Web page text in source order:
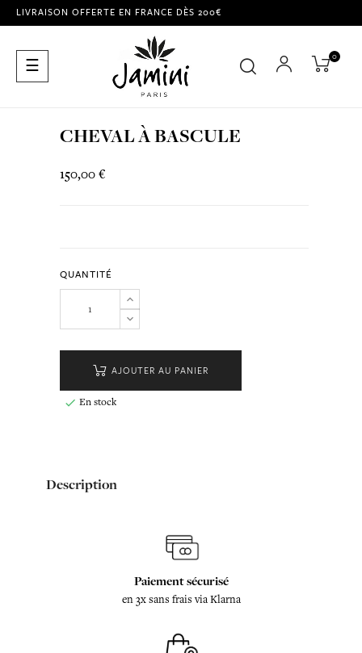
LIVRAISON OFFERTE EN FRANCE DÈS 200€
Basculer
la
☰ 0
CHEVAL À BASCULE
150,00 €
QUANTITÉ
AJOUTER AU PANIER
 En stock
Description
Paiement sécurisé
en 3x sans frais via Klarna